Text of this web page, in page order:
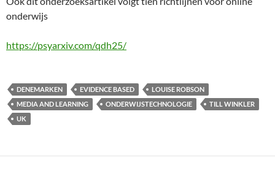
onderwijs
https://psyarxiv.com/qdh25/
DENEMARKEN EVIDENCE BASED
LOUISE ROBSON
MEDIA AND LEARNING
ONDERWIJSTECHNOLOGIE
TILL WINKLER
UK